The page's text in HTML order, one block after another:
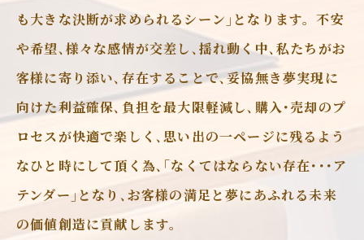
も大きな決断が求められるシーン｣となります。不安
や希望､様々な感情が交差し､揺れ動く中､私たちがお
客様に寄り添い､存在することで､妥協無き夢実現に
向けた利益確保､負担を最大限軽減し､購入･売却のプ
ロセスが快適で楽しく､思い出の一ページに残るよう
なひと時にして頂く為､｢なくてはならない存在･･･ア
テンダー｣となり､お客様の満足と夢にあふれる未来
の価値創造に貢献します。